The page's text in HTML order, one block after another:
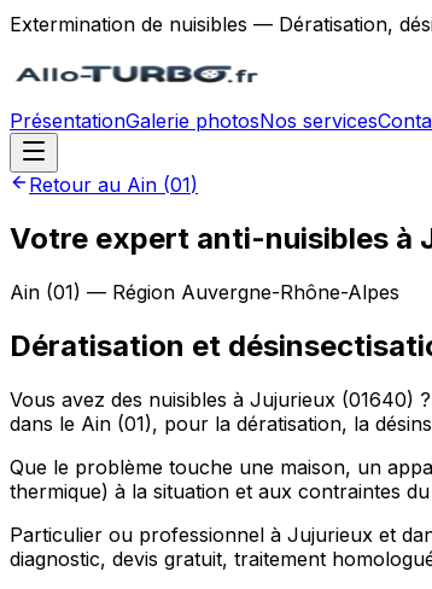
Extermination de nuisibles — Dératisation,
PrésentationGalerie photosNos services
Retour au Ain (01)
Votre expert anti-nuisibles à
Ain (01) — Région Auvergne-Rhône-Alpes
Dératisation et
Vous avez des nuisibles à Jujurieux (01640)
dans le Ain (01), pour la dératisation, la
Que le problème touche une maison, un
thermique) à la situation et aux contraintes du
Particulier ou professionnel à Jujurieux et
diagnostic, devis gratuit, traitement